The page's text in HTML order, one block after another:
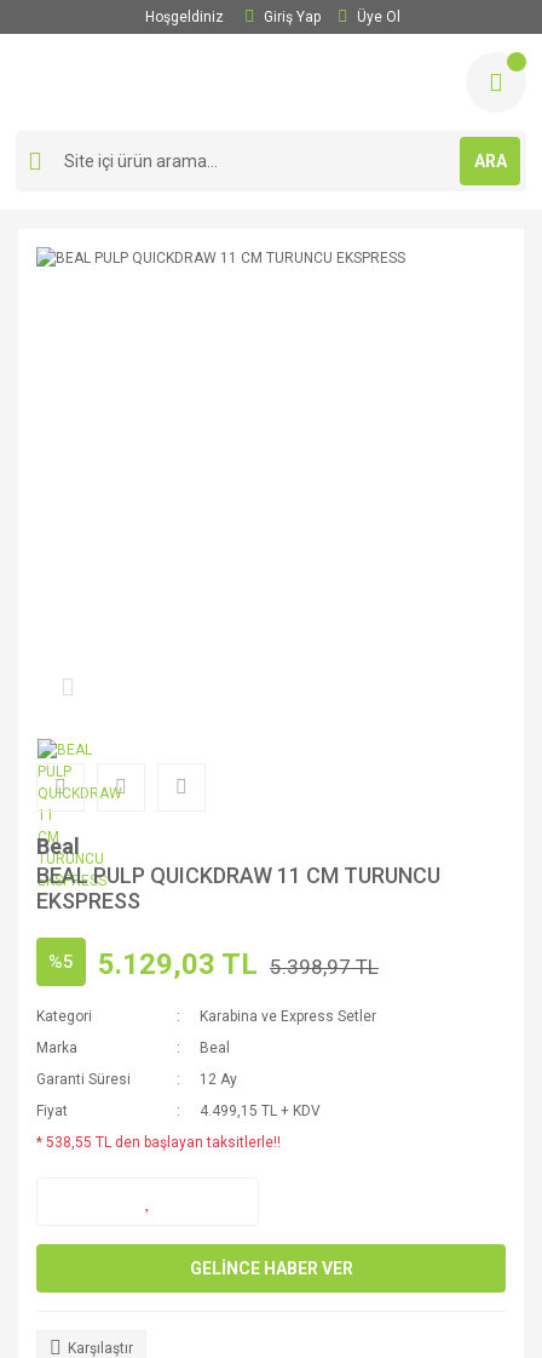
Hoşgeldiniz Giriş Yap Üye Ol
ARA
Beal
BEAL PULP QUICKDRAW 11 CM TURUNCU
EKSPRESS
%5 5.129,03 TL 5.398,97 TL
Kategori
Karabina ve Express Setler
Marka
Beal
Garanti Süresi
12 Ay
Fiyat
4.499,15 TL + KDV
* 538,55 TL den başlayan taksitlerle!!
GELİNCE HABER VER
Karşılaştır